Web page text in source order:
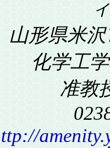
形県米沢
化学工
准教